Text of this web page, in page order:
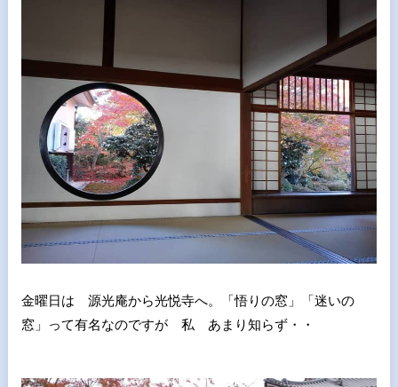
金曜日は 源光庵から光悦寺へ。「悟りの窓」「迷いの
窓」って有名なのですが 私 あまり知らず・・